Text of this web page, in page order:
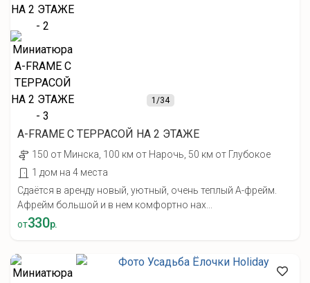
1/34
А-FRAME С ТЕРРАСОЙ НА 2 ЭТАЖЕ
150 от Минска, 100 км от Нарочь, 50 км от Глубокое
1 дом на 4 места
Сдаётся в аренду новый, уютный, очень теплый А-фрейм.
Афрейм большой и в нем комфортно нах...
от330р.